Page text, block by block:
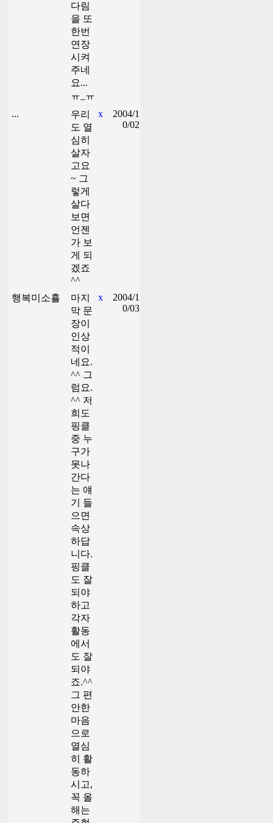
다림
을 또
한번
연장
시켜
주네
요...
ㅠ_ㅠ
...
우리
도 열
심히
살자
고요
~ 그
렇게
살다
보면
언젠
가 보
게 되
겠죠
^^
x
2004/1
0/02
행복미소횰
마지
막 문
장이
인상
적이
네요.
^^ 그
럼요.
^^ 저
희도
핑클
중 누
구가
못나
간다
는 얘
기 들
으면
속상
하답
니다.
핑클
도 잘
되야
하고
각자
활동
에서
도 잘
되야
죠.^^
그 편
안한
마음
으로
열심
히 활
동하
시고,
꼭 올
해는
x
2004/1
0/03